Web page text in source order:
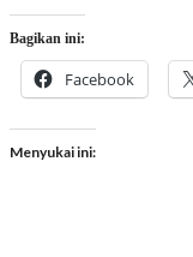
Bagikan ini:
Facebook
Menyukai ini: